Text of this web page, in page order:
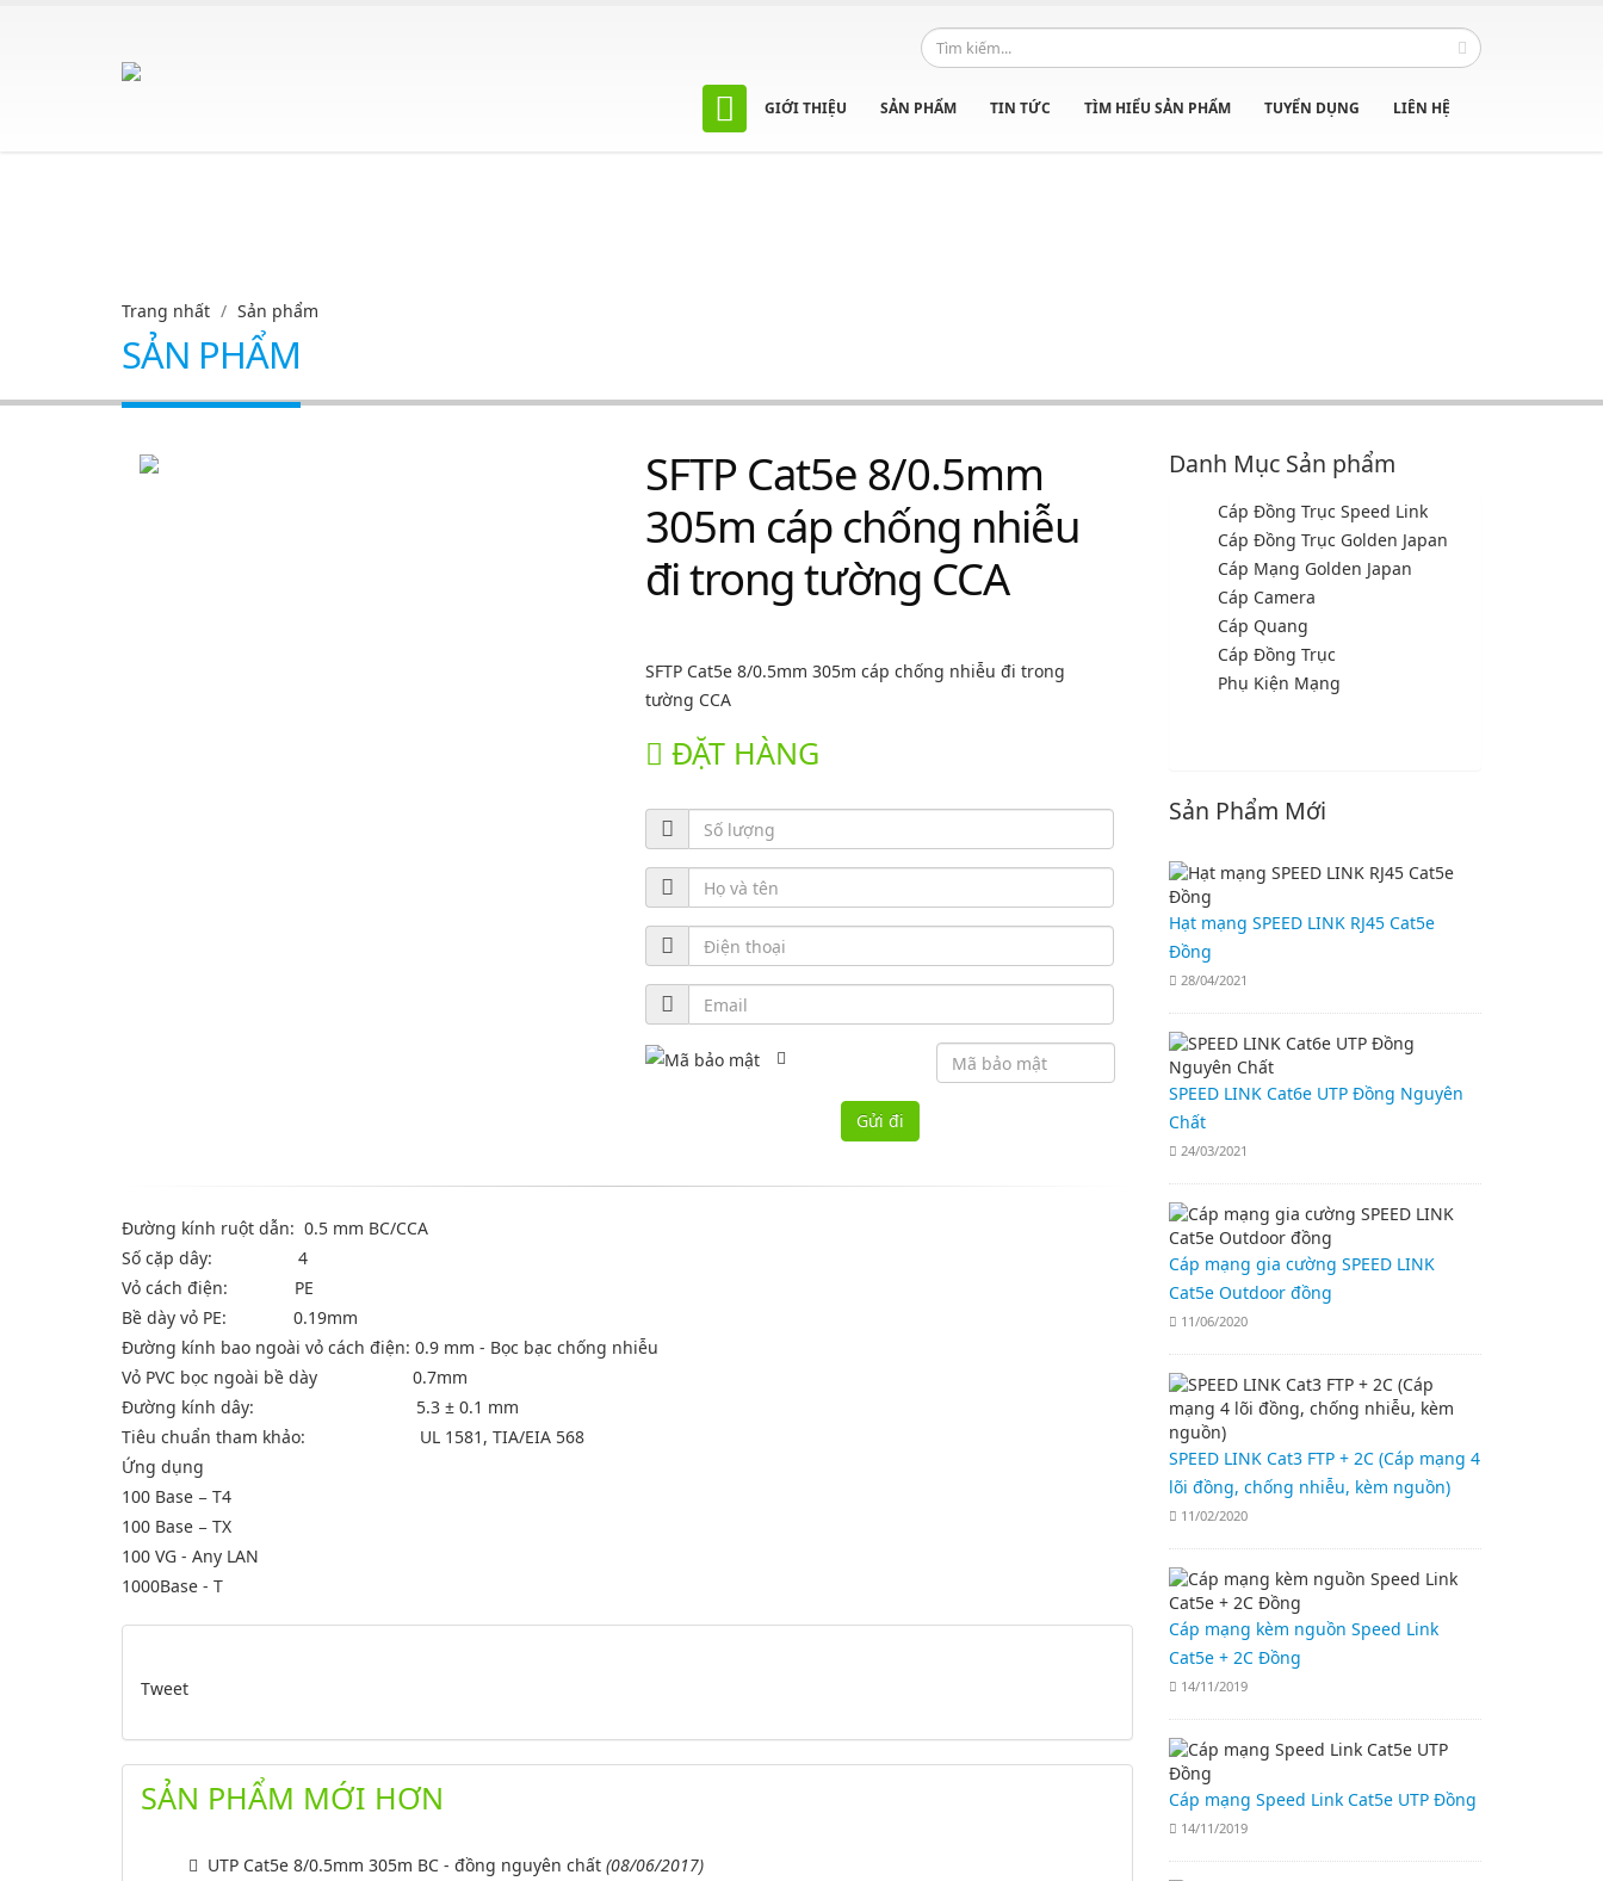
GIỚI THIỆU SẢN PHẨM TIN TỨC TÌM HIỂU SẢN PHẨM TUYỂN DỤNG LIÊN HỆ
Trang nhất Sản phẩm
SẢN PHẨM
SFTP Cat5e 8/0.5mm
305m cáp chống nhiễu
đi trong tường CCA
SFTP Cat5e 8/0.5mm 305m cáp chống nhiễu đi trong
tường CCA
ĐẶT HÀNG
Đường kính ruột dẫn: 0.5 mm BC/CCA
Số cặp dây: 4
Vỏ cách điện: PE
Bề dày vỏ PE: 0.19mm
Đường kính bao ngoài vỏ cách điện: 0.9 mm - Bọc bạc chống nhiễu
Vỏ PVC bọc ngoài bề dày 0.7mm
Đường kính dây: 5.3 ± 0.1 mm
Tiêu chuẩn tham khảo: UL 1581, TIA/EIA 568
Ứng dụng
100 Base − T4
100 Base − TX
100 VG - Any LAN
1000Base - T
Tweet
SẢN PHẨM MỚI HƠN
UTP Cat5e 8/0.5mm 305m BC - đồng nguyên chất (08/06/2017)
Danh Mục Sản phẩm
Cáp Đồng Trục Speed Link
Cáp Đồng Trục Golden Japan
Cáp Mạng Golden Japan
Cáp Camera
Cáp Quang
Cáp Đồng Trục
Phụ Kiện Mạng
Sản Phẩm Mới
Hạt mạng SPEED LINK RJ45 Cat5e
Đồng
28/04/2021
SPEED LINK Cat6e UTP Đồng Nguyên
Chất
24/03/2021
Cáp mạng gia cường SPEED LINK
Cat5e Outdoor đồng
11/06/2020
SPEED LINK Cat3 FTP + 2C (Cáp mạng 4
lõi đồng, chống nhiễu, kèm nguồn)
11/02/2020
Cáp mạng kèm nguồn Speed Link
Cat5e + 2C Đồng
14/11/2019
Cáp mạng Speed Link Cat5e UTP Đồng
14/11/2019